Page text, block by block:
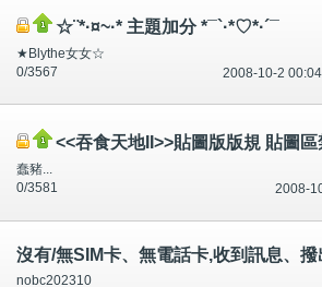
☆¨*·¤~·* 主題加分 *¯`·*♡*·´¯
★Blythe女女☆
2008-10-2
0/3567
<<吞食天地II>>貼圖版版規 貼圖區禁止貼私服野 如犯
蠢豬...
2008-
0/3581
nobc202310